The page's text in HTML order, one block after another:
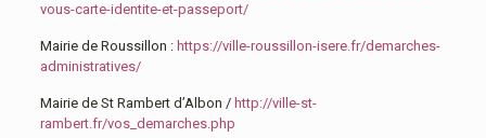
vous-carte-identite-et-passeport/
Mairie de Roussillon : https://ville-roussillon-isere.fr/demarches-
administratives/
Mairie de St Rambert d’Albon / http://ville-st-
rambert.fr/vos_demarches.php